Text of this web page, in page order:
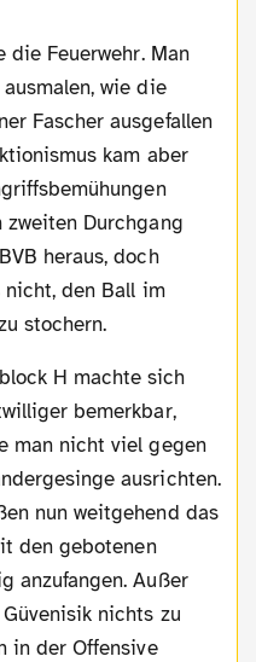
wie die
Fascher ausgefallen
kam aber
zweiten Durchgang
heraus, doch
nicht, den Ball im
stochern.
bemerkbar,
man nicht viel gegen
ausrichten.
nun weitgehend das
den gebotenen
anzufangen. Außer
nichts zu
in der Offensive